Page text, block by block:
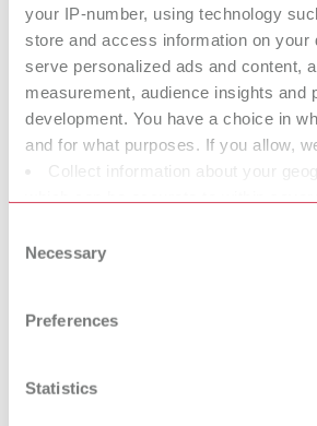
your IP-number, using technology
store and access information on your
serve personalized ads and content,
measurement, audience insights and
development. You have a choice in
and for what purposes. If you allow,
Collect information about your
characteristics (fingerprinting)
Find out more about how your
and set your preferences in the
change or withdraw your consent any
Selection
Necessary
Preferences
Statistics
Bruguera
Ästhetische Modellierwachse
GEO Expert
GEO Crowax
Tauchwachs